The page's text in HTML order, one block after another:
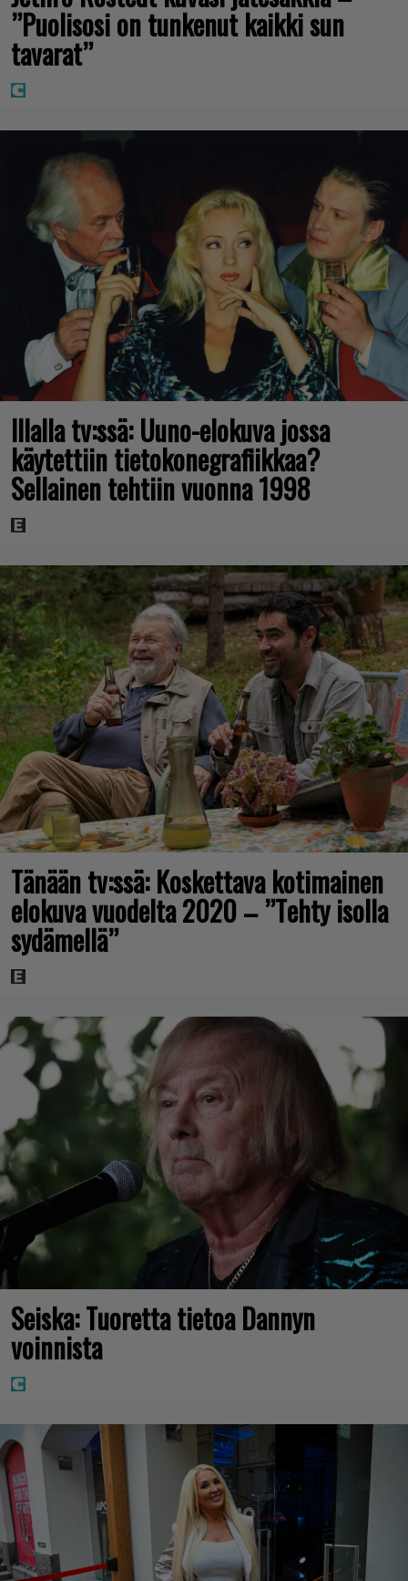
”Puolisosi on tunkenut kaikki sun
tavarat”
Illalla tv:ssä: Uuno-elokuva jossa
käytettiin tietokonegrafiikkaa?
Sellainen tehtiin vuonna 1998
Tänään tv:ssä: Koskettava kotimainen
elokuva vuodelta 2020 – ”Tehty isolla
sydämellä”
Seiska: Tuoretta tietoa Dannyn
voinnista